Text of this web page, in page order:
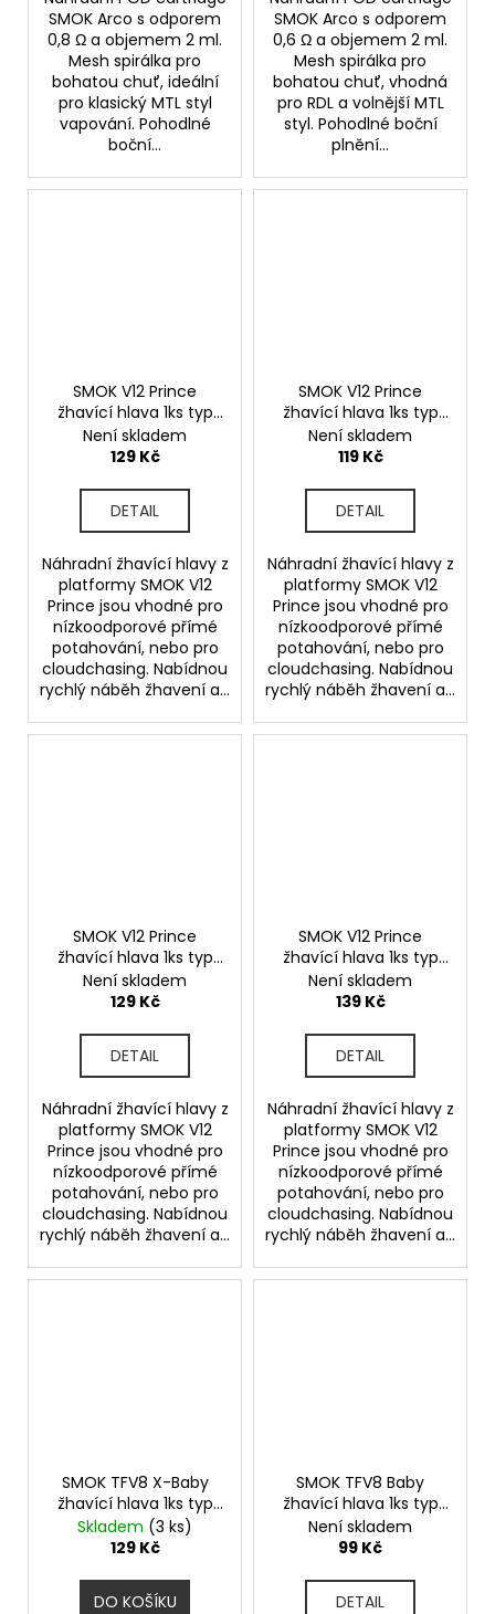
SMOK Arco s odporem
0,8 Ω a objemem 2 ml.
Mesh spirálka pro
bohatou chuť, ideální
pro klasický MTL styl
vapování. Pohodlné
boční...
SMOK Arco s odporem
0,6 Ω a objemem 2 ml.
Mesh spirálka pro
bohatou chuť, vhodná
pro RDL a volnější MTL
styl. Pohodlné boční
plnění...
SMOK V12 Prince
žhavící hlava 1ks typ
hlavy X6 0,15ohm
Není skladem
129 Kč
DETAIL
Náhradní žhavící hlavy z
platformy SMOK V12
Prince jsou vhodné pro
nízkoodporové přímé
potahování, nebo pro
cloudchasing. Nabídnou
rychlý náběh žhavení a...
SMOK V12 Prince
žhavící hlava 1ks typ
hlavy Q4 0,4ohm
Není skladem
119 Kč
DETAIL
Náhradní žhavící hlavy z
platformy SMOK V12
Prince jsou vhodné pro
nízkoodporové přímé
potahování, nebo pro
cloudchasing. Nabídnou
rychlý náběh žhavení a...
SMOK V12 Prince
žhavící hlava 1ks typ
hlavy Max Mesh
0,17ohm
Není skladem
129 Kč
DETAIL
Náhradní žhavící hlavy z
platformy SMOK V12
Prince jsou vhodné pro
nízkoodporové přímé
potahování, nebo pro
cloudchasing. Nabídnou
rychlý náběh žhavení a...
SMOK V12 Prince
žhavící hlava 1ks typ
hlavy Dual Mesh
0,2ohm
Není skladem
139 Kč
DETAIL
Náhradní žhavící hlavy z
platformy SMOK V12
Prince jsou vhodné pro
nízkoodporové přímé
potahování, nebo pro
cloudchasing. Nabídnou
rychlý náběh žhavení a...
SMOK TFV8 X-Baby
žhavící hlava 1ks typ
hlavy X4 0,13ohm
Skladem (3 ks)
129 Kč
DO KOŠÍKU
SMOK TFV8 Baby
žhavící hlava 1ks typ
hlavy Q4 0,4ohm
Není skladem
99 Kč
DETAIL